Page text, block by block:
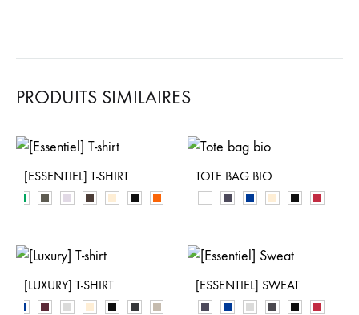
PRODUITS SIMILAIRES
[ESSENTIEL] T-SHIRT TOTE BAG BIO
[LUXURY] T-SHIRT [ESSENTIEL] SWEAT